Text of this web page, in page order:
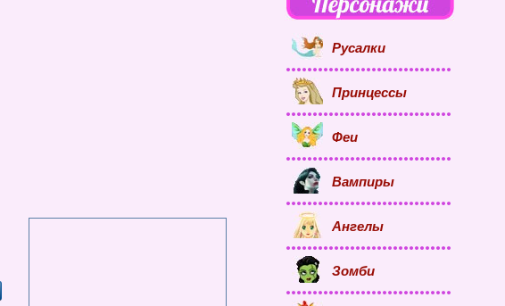
Русалки
Принцессы
Феи
Вампиры
Ангелы
Зомби